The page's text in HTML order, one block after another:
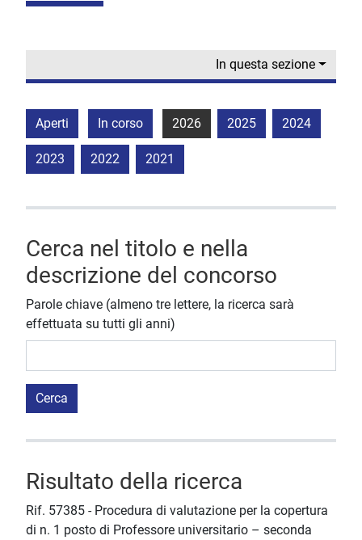
In questa sezione
Aperti In corso 2026 2025 2024
2023 2022 2021
Cerca nel titolo e nella
descrizione del concorso
Parole chiave (almeno tre lettere, la ricerca sarà
effettuata su tutti gli anni)
Cerca
Risultato della ricerca
Rif. 57385 - Procedura di valutazione per la copertura
di n. 1 posto di Professore universitario – seconda